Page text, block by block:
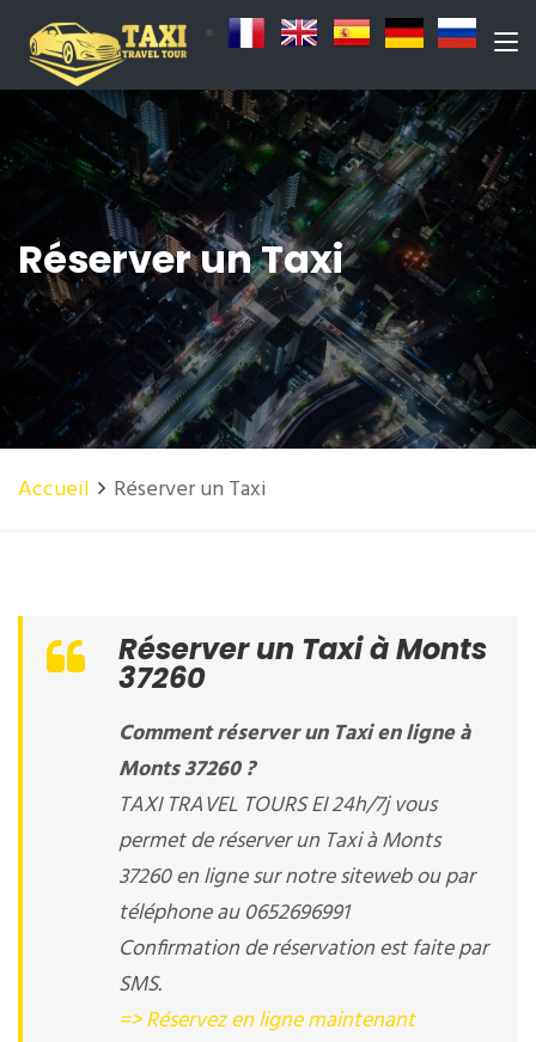
Réserver un Taxi
Accueil Réserver un Taxi
Réserver un Taxi à Monts
37260
Comment réserver un Taxi en ligne à
Monts 37260 ?
TAXI TRAVEL TOURS EI 24h/7j vous
permet de réserver un Taxi à Monts
37260 en ligne sur notre siteweb ou par
téléphone au 0652696991
Confirmation de réservation est faite par
SMS.
=> Réservez en ligne maintenant